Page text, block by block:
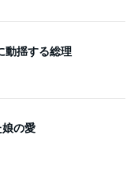
動揺する総理
娘の愛